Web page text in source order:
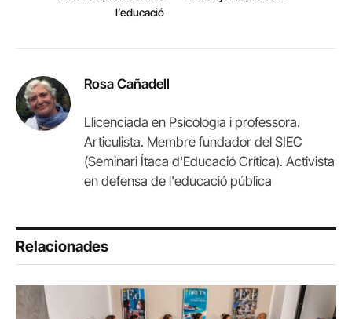
l’educació
Rosa Cañadell
Llicenciada en Psicologia i professora.
Articulista. Membre fundador del SIEC
(Seminari Ítaca d'Educació Crítica). Activista
en defensa de l'educació pública
Relacionades